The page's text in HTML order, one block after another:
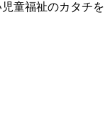
童福祉のカタチを